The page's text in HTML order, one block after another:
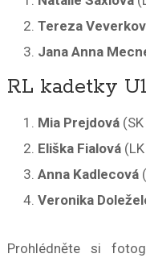
Tereza
Jana Anna
RL kadetky
Mia Prejdová(SK
Eliška Fialová(LK
Anna Kadlecová
Veronika
Prohlédněte si